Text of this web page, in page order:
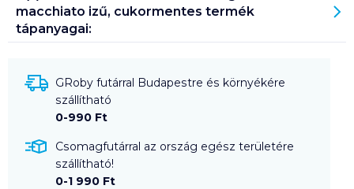
macchiato izű, cukormentes termék
tápanyagai:
GRoby futárral Budapestre és környékére
szállítható
0-990 Ft
Csomagfutárral az ország egész területére
szállítható!
0-1 990 Ft